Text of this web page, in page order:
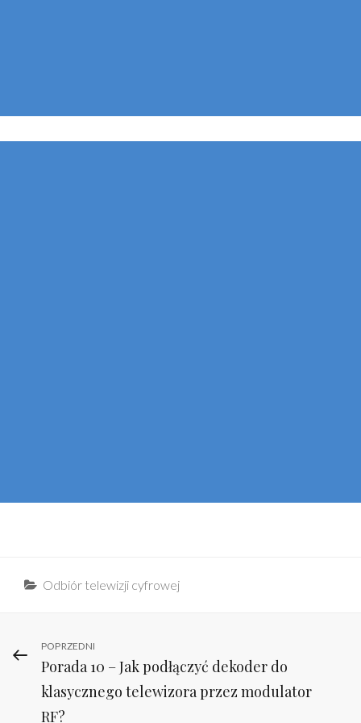
Categories
Odbiór telewizji cyfrowej
Nawigacja
wpisu
Previous
Post
POPRZEDNI
Porada 10 – Jak podłączyć dekoder do
klasycznego telewizora przez modulator
RF?